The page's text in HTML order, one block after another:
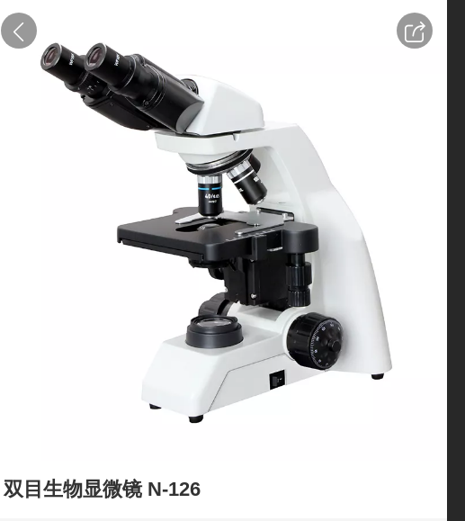
双目生物显微镜 N-126